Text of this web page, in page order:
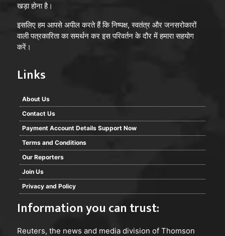
खड़ा होना है।
इसलिए हम आपसे अपील करते हैं कि निष्पक्ष, स्वतंत्र और जनसरोकारों
वाली पत्रकारिता का समर्थन कर इस परिवर्तन के दौर में हमारा सहयोग
करें।
Links
About Us
Contact Us
Payment Account Details Support Now
Terms and Conditions
Our Reporters
Join Us
Privacy and Policy
Information you can trust:
Reuters, the news and media division of Thomson